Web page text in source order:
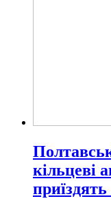
кільцеві